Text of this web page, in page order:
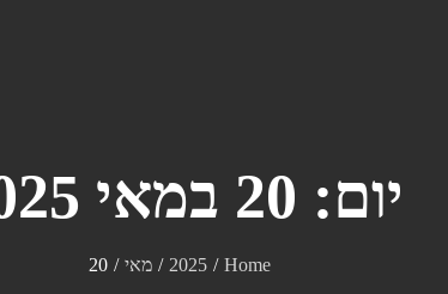
יום: 20 במאי 2025
Home
2025 מאי 20